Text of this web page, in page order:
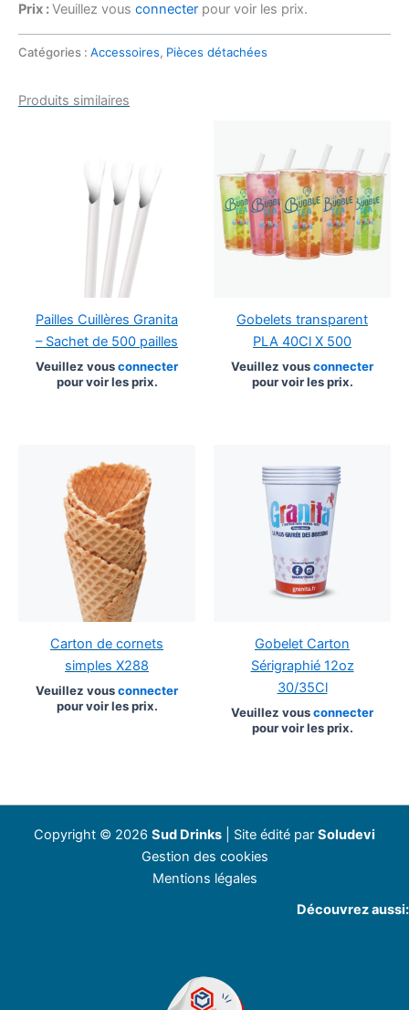
Prix :Veuillez vous connecter pour voir les prix.
Catégories : Accessoires, Pièces détachées
Produits similaires
Pailles Cuillères Granita
– Sachet de 500 pailles
Veuillez vousconnecter
pour voir les prix.
Gobelets transparent
PLA 40Cl X 500
Veuillez vousconnecter
pour voir les prix.
Carton de cornets
simples X288
Veuillez vousconnecter
pour voir les prix.
Gobelet Carton
Sérigraphié 12oz
30/35Cl
Veuillez vousconnecter
pour voir les prix.
Copyright © 2026 Sud Drinks | Site édité par Soludevi
Gestion des cookies
Mentions légales
Découvrez aussi: